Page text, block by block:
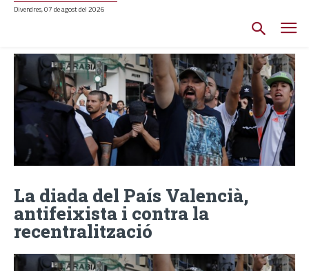
Divendres, 07 de agost del 2026
La diada del País Valencià,
antifeixista i contra la
recentralització